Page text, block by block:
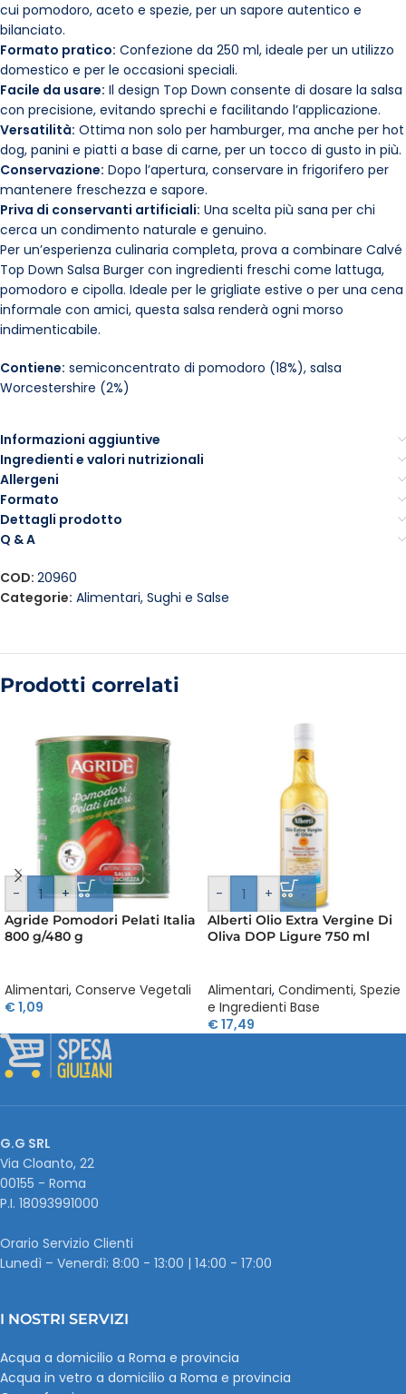
cui pomodoro, aceto e spezie, per un sapore autentico e
bilanciato.
Formato pratico: Confezione da 250 ml, ideale per un utilizzo
domestico e per le occasioni speciali.
Facile da usare: Il design Top Down consente di dosare la salsa
con precisione, evitando sprechi e facilitando l’applicazione.
Versatilità: Ottima non solo per hamburger, ma anche per hot
dog, panini e piatti a base di carne, per un tocco di gusto in più.
Conservazione: Dopo l’apertura, conservare in frigorifero per
mantenere freschezza e sapore.
Priva di conservanti artificiali: Una scelta più sana per chi
cerca un condimento naturale e genuino.
Per un’esperienza culinaria completa, prova a combinare Calvé
Top Down Salsa Burger con ingredienti freschi come lattuga,
pomodoro e cipolla. Ideale per le grigliate estive o per una cena
informale con amici, questa salsa renderà ogni morso
indimenticabile.
Contiene: semiconcentrato di pomodoro (18%), salsa
Worcestershire (2%)
Informazioni aggiuntive
Ingredienti e valori nutrizionali
Allergeni
Formato
Dettagli prodotto
Q & A
COD: 20960
Categorie: Alimentari, Sughi e Salse
Prodotti correlati
- +
Agride Pomodori Pelati Italia
800 g/480 g
Alimentari, Conserve Vegetali
€1,09
- +
Alberti Olio Extra Vergine Di
Oliva DOP Ligure 750 ml
Alimentari, Condimenti, Spezie
e Ingredienti Base
€17,49
G.G SRL
Via Cloanto, 22
00155 - Roma
P.I. ‭18093991000
Orario Servizio Clienti
Lunedì – Venerdì: 8:00 - 13:00 | 14:00 - 17:00
I NOSTRI SERVIZI
Acqua a domicilio a Roma e provincia
Acqua in vetro a domicilio a Roma e provincia